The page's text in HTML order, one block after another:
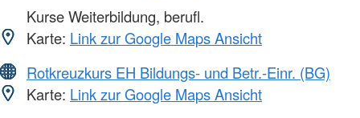
Kurse Weiterbildung, berufl.
Karte: Link zur Google Maps Ansicht
Rotkreuzkurs EH Bildungs- und Betr.-Einr. (BG)
Karte: Link zur Google Maps Ansicht